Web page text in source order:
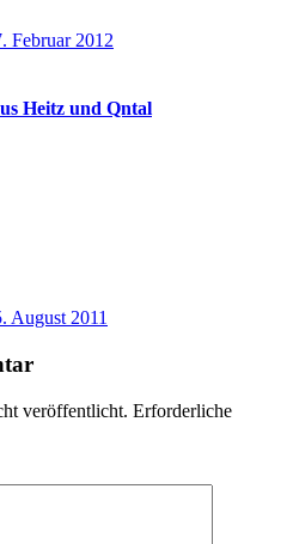
Februar 2012
Heitz und Qntal
August 2011
veröffentlicht. Erforderliche